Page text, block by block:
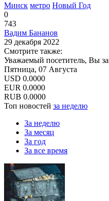
Минск метро Новый Год
0
743
Вадим Бананов
29 декабря 2022
Смотрите также:
Уважаемый посетитель, Вы
Пятница, 07 Августа
USD 0.0000
EUR 0.0000
RUB 0.0000
Топ новостей за неделю
За неделю
За месяц
За год
За все время